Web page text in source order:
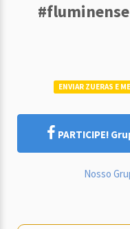
#fluminense
ENVIAR ZUERAS E
PARTICIPE!
Nosso